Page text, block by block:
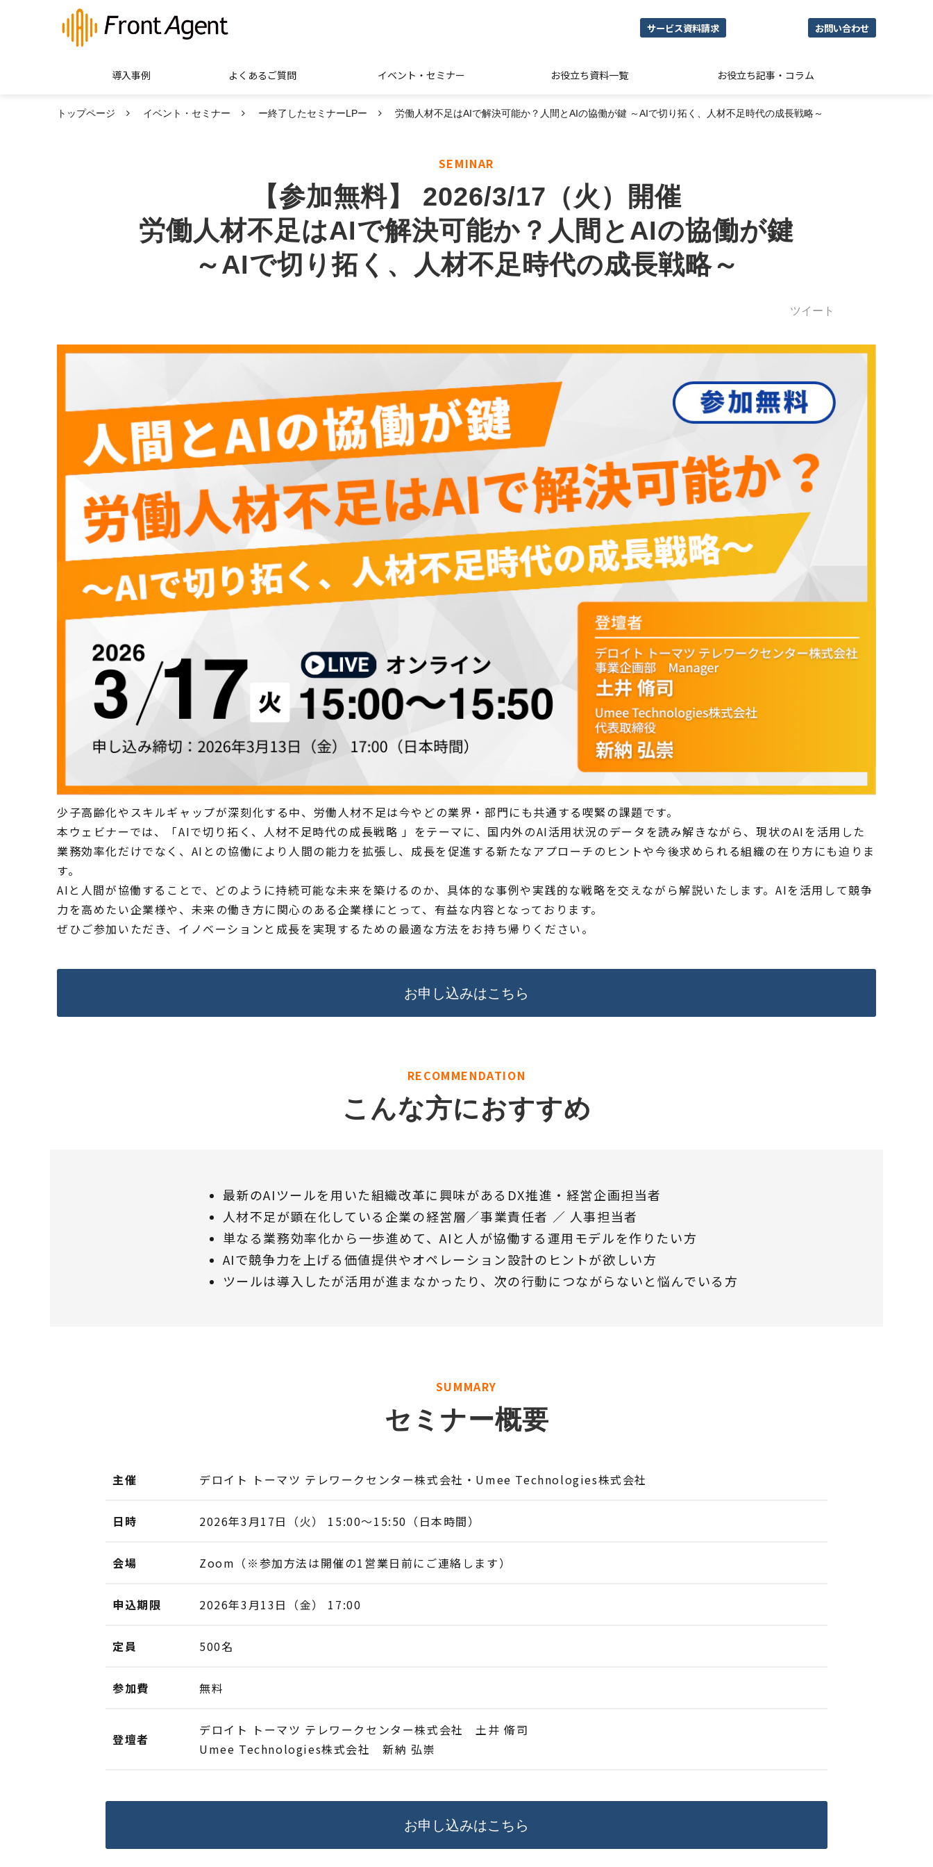
サービス資料請求 お問い合わせ
導入事例 よくあるご質問 イベント・セミナー お役立ち資料一覧 お役立ち記事・コラム
トップページ イベント・セミナー ー終了したセミナーLPー 労働人材不足はAIで解決可能か？人間とAIの協働が鍵 ～AIで切り拓く、人材不足時代の成長戦略～
SEMINAR
【参加無料】 2026/3/17（火）開催
労働人材不足はAIで解決可能か？人間とAIの協働が鍵
～AIで切り拓く、人材不足時代の成長戦略～
ツイート
少子高齢化やスキルギャップが深刻化する中、労働人材不足は今やどの業界・部門にも共通する喫緊の課題です。
本ウェビナーでは、「AIで切り拓く、人材不足時代の成長戦略 」をテーマに、国内外のAI活用状況のデータを読み解きながら、現状のAIを活用した
業務効率化だけでなく、AIとの協働により人間の能力を拡張し、成長を促進する新たなアプローチのヒントや今後求められる組織の在り方にも迫りま
す。
AIと人間が協働することで、どのように持続可能な未来を築けるのか、具体的な事例や実践的な戦略を交えながら解説いたします。AIを活用して競争
力を高めたい企業様や、未来の働き方に関心のある企業様にとって、有益な内容となっております。
ぜひご参加いただき、イノベーションと成長を実現するための最適な方法をお持ち帰りください。
お申し込みはこちら
RECOMMENDATION
こんな方におすすめ
最新のAIツールを用いた組織改革に興味があるDX推進・経営企画担当者
人材不足が顕在化している企業の経営層／事業責任者 ／ 人事担当者
単なる業務効率化から一歩進めて、AIと人が協働する運用モデルを作りたい方
AIで競争力を上げる価値提供やオペレーション設計のヒントが欲しい方
ツールは導入したが活用が進まなかったり、次の行動につながらないと悩んでいる方
SUMMARY
セミナー概要
主催 デロイト トーマツ テレワークセンター株式会社・Umee Technologies株式会社
日時 2026年3月17日（火） 15:00～15:50（日本時間）
会場 Zoom（※参加方法は開催の1営業日前にご連絡します）
申込期限 2026年3月13日（金） 17:00
定員 500名
参加費 無料
登壇者
デロイト トーマツ テレワークセンター株式会社 土井 脩司
Umee Technologies株式会社 新納 弘崇
お申し込みはこちら